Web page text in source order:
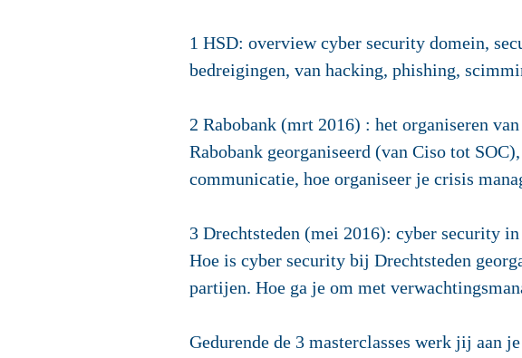
1 HSD: overview cyber security domein,
bedreigingen, van hacking, phishing,
2 Rabobank (mrt 2016) : het organiseren
Rabobank georganiseerd (van Ciso tot
communicatie, hoe organiseer je crisis
3 Drechtsteden (mei 2016): cyber security
Hoe is cyber security bij Drechtsteden
partijen. Hoe ga je om met
Gedurende de 3 masterclasses werk jij aan